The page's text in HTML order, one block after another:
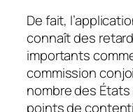
De fait,
connaît des
importants
commission
nombre des
points de